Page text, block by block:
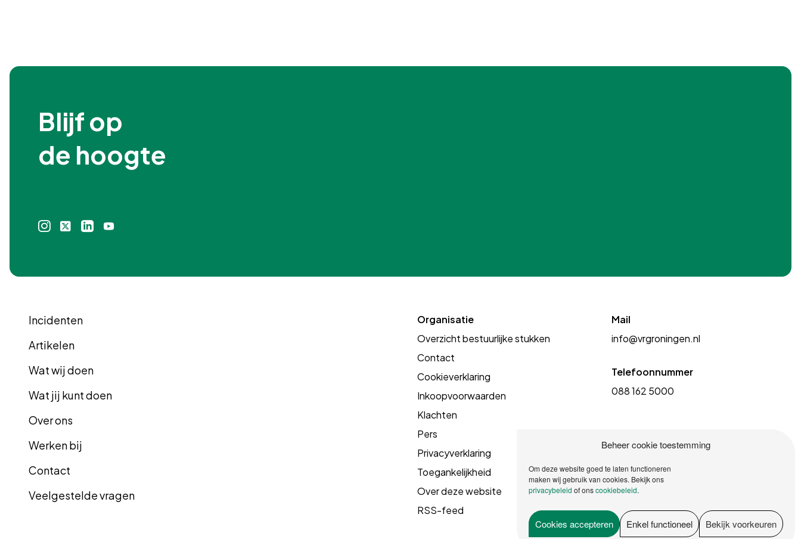
Beheer cookie toestemming
Om deze website goed te laten functioneren
maken wij gebruik van cookies. Bekijk ons
privacybeleid of onscookiebeleid.
Cookies accepteren Enkel functioneel Bekijk voorkeuren
Blijf op
de hoogte
InstagramLinkedin
Incidenten
Artikelen
Wat wij doen
Wat jij kunt doen
Over ons
Werken bij
Contact
Veelgestelde vragen
Organisatie
Overzicht bestuurlijke stukken
Contact
Cookieverklaring
Inkoopvoorwaarden
Klachten
Pers
Privacyverklaring
Toegankelijkheid
Over deze website
RSS-feed
Mail
info@vrgroningen.nl
Telefoonnummer
088 162 5000